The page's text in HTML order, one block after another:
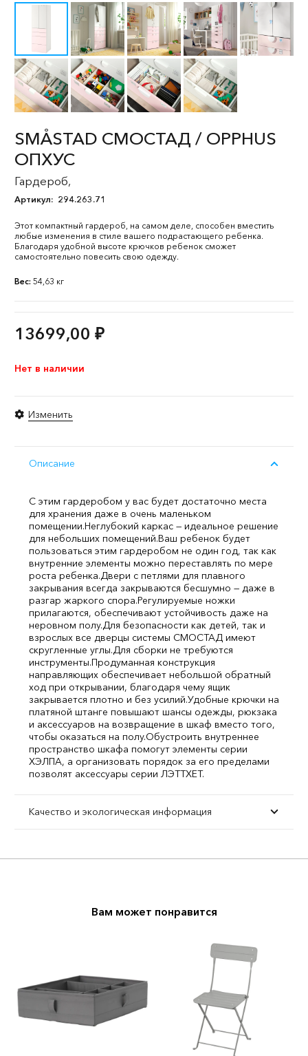
SMÅSTAD СМОСТАД / OPPHUS
ОПХУС
Гардероб,
Артикул: 294.263.71
Этот компактный гардероб, на самом деле, способен вместить
любые изменения в стиле вашего подрастающего ребенка.
Благодаря удобной высоте крючков ребенок сможет
самостоятельно повесить свою одежду.
Вес: 54,63 кг
13699,00 ₽
Нет в наличии
Изменить
Описание
С этим гардеробом у вас будет достаточно места
для хранения даже в очень маленьком
помещении.Неглубокий каркас — идеальное решение
для небольших помещений.Ваш ребенок будет
пользоваться этим гардеробом не один год, так как
внутренние элементы можно переставлять по мере
роста ребенка.Двери с петлями для плавного
закрывания всегда закрываются бесшумно — даже в
разгар жаркого спора.Регулируемые ножки
прилагаются, обеспечивают устойчивость даже на
неровном полу.Для безопасности как детей, так и
взрослых все дверцы системы СМОСТАД имеют
скругленные углы.Для сборки не требуются
инструменты.Продуманная конструкция
направляющих обеспечивает небольшой обратный
ход при открывании, благодаря чему ящик
закрывается плотно и без усилий.Удобные крючки на
платяной штанге повышают шансы одежды, рюкзака
и аксессуаров на возвращение в шкаф вместо того,
чтобы оказаться на полу.Обустроить внутреннее
пространство шкафа помогут элементы серии
ХЭЛПА, а организовать порядок за его пределами
позволят аксессуары серии ЛЭТТХЕТ.
Качество и экологическая информация
Вам может понравится